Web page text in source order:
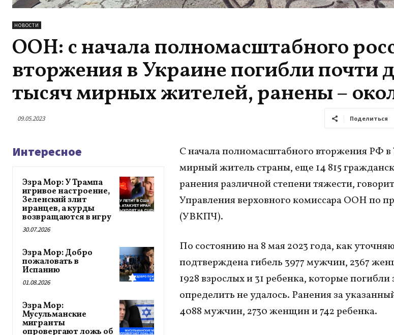
НОВОСТИ
ООН: с начала полномасштабного
вторжения в Украине погибли почти
тысяч мирных жителей, ранены –
09.05.2023 Поделиться
Интересное
Эзра Мор: У Трампа
игривое настроение,
Зеленский злит
иранцев, а курды
возвращаются в игру
30.07.2026
Эзра Мор: Добро
пожаловать в
Испанию
01.08.2026
Эзра Мор:
Мусульманские
мигранты
опровергают ложь об
С начала полномасштабного вторжения РФ в
мирный житель страны, еще 14 815
ранения различной степени тяжести,
Управления верховного комиссара ООН по
(УВКПЧ).
По состоянию на 8 мая 2023 года, как
подтверждена гибель 3977 мужчин, 2367
1928 взрослых и 31 ребенка, которые
определить не удалось. Ранения за
4088 мужчин, 2730 женщин и 742 ребенка.